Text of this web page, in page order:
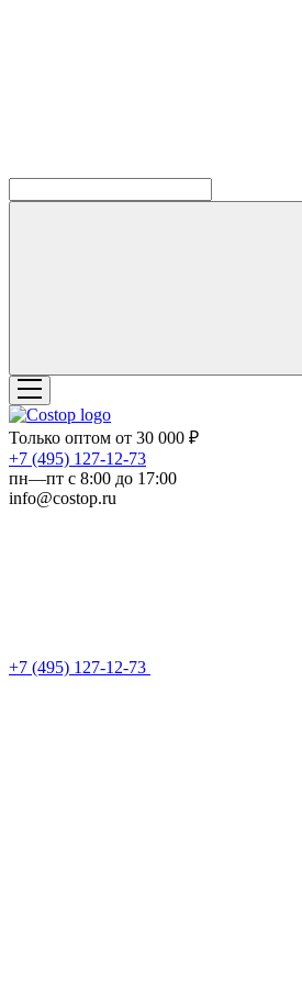
Только оптом от 30 000 ₽
‎+7 (495) 127-12-73
пн—пт с 8:00 до 17:00
info@costop.ru
‎+7 (495) 127-12-73